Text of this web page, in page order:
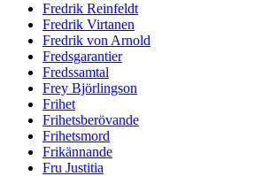
Fredrik Reinfeldt
Fredrik Virtanen
Fredrik von Arnold
Fredsgarantier
Fredssamtal
Frey Björlingson
Frihet
Frihetsberövande
Frihetsmord
Frikännande
Fru Justitia